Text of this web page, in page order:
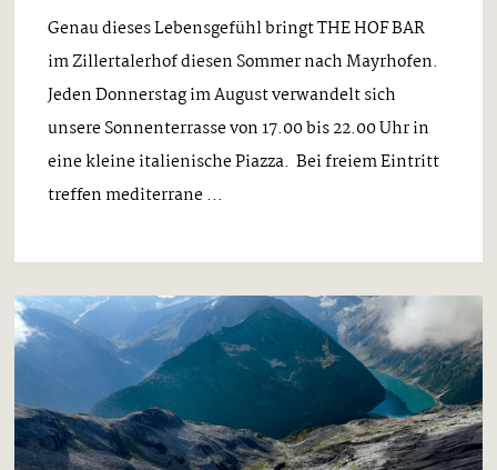
Genau dieses Lebensgefühl bringt THE HOF BAR
im Zillertalerhof diesen Sommer nach Mayrhofen.
Jeden Donnerstag im August verwandelt sich
unsere Sonnenterrasse von 17.00 bis 22.00 Uhr in
eine kleine italienische Piazza. Bei freiem Eintritt
treffen mediterrane ...